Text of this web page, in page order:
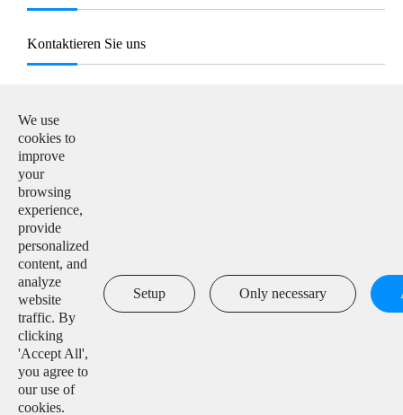
Kontaktieren Sie uns

Tel:
+86-15312225591

Hinzufügen:
Building H4, China IoT International Innovation Park,
No. 6, Jingxian Road, Wuxi, Jiangsu, P. R. China
Urheberrecht ©
We use
cookies to
improve
your
browsing
experience,
provide
personalized
content, and
analyze
website
traffic. By
clicking
'Accept All',
you agree to
our use of
cookies.
Setup Only necessary